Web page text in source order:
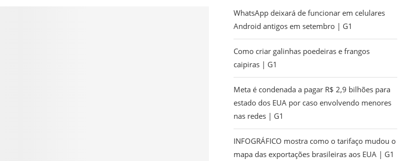
WhatsApp deixará de funcionar em celulares
Android antigos em setembro | G1
Como criar galinhas poedeiras e frangos
caipiras | G1
Meta é condenada a pagar R$ 2,9 bilhões para
estado dos EUA por caso envolvendo menores
nas redes | G1
INFOGRÁFICO mostra como o tarifaço mudou o
mapa das exportações brasileiras aos EUA | G1